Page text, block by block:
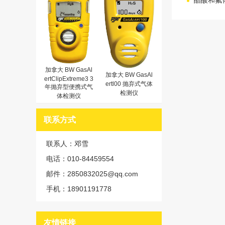
加拿大 BW GasAl
ertClipExtreme3 3
年抛弃型便携式气
体检测仪
加拿大 BW GasAl
ertl00 抛弃式气体
检测仪
联系方式
联系人：邓雪
电话：010-84459554
邮件：2850832025@qq.com
手机：18901191778
友情链接